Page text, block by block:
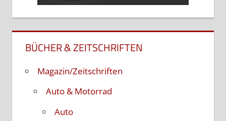
BÜCHER & ZEITSCHRIFTEN
Magazin/Zeitschriften
Auto & Motorrad
Auto